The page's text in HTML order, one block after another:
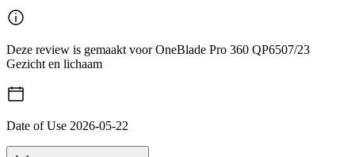
Deze review is gemaakt voor OneBlade Pro 360 QP6507/23
Gezicht en lichaam
Date of Use 2026-05-22